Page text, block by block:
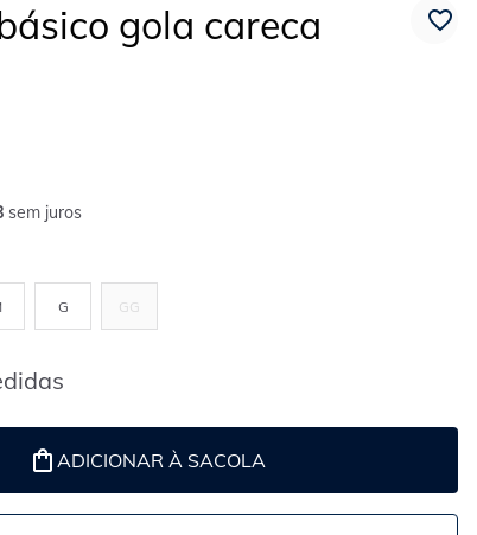
gola careca
sem juros
G GG
ADICIONAR À SACOLA